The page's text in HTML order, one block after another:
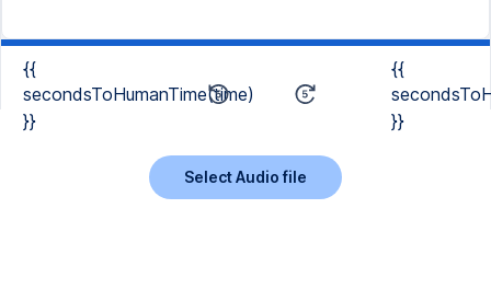
{{
secondsToHumanTime(time)
}}
{{
}}
Select Audio file